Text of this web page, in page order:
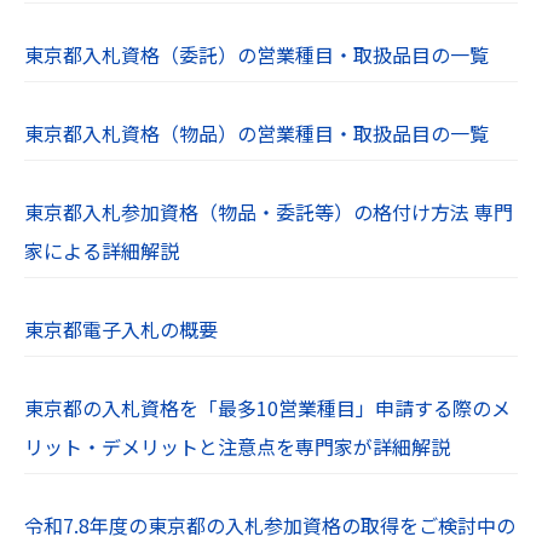
東京都入札資格（委託）の営業種目・取扱品目の一覧
東京都入札資格（物品）の営業種目・取扱品目の一覧
東京都入札参加資格（物品・委託等）の格付け方法 専門
家による詳細解説
東京都電子入札の概要
東京都の入札資格を「最多10営業種目」申請する際のメ
リット・デメリットと注意点を専門家が詳細解説
令和7.8年度の東京都の入札参加資格の取得をご検討中の